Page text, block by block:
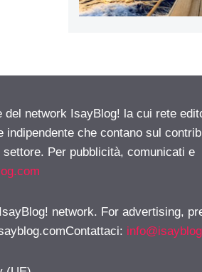
del network IsayBlog! la cui rete
che contano sul
Per pubblicità, comunicati e
network. For advertising,
: